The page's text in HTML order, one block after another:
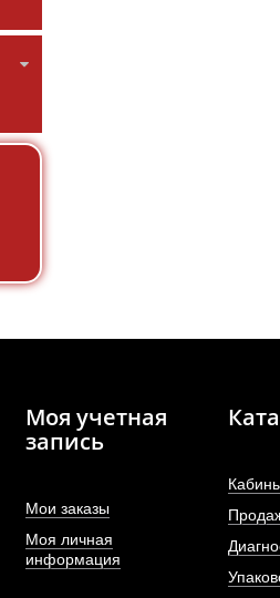
АРТИКУЛ: B8701-
Моя учетная
запись
Мои заказы
Моя личная
информация